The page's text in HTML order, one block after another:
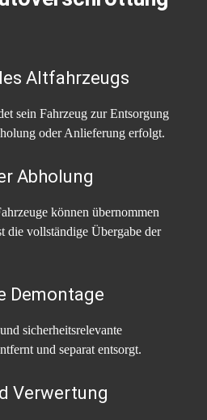
Altfahrzeugs
sein Fahrzeug zur Entsorgung
oder Anlieferung erfolgt.
Abholung
können übernommen
die vollständige Übergabe der
Demontage
sicherheitsrelevante
und separat entsorgt.
Verwertung